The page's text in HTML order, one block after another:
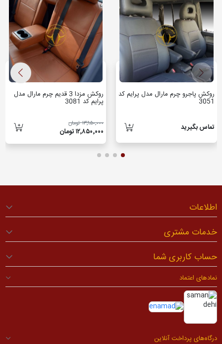
روکش پاجرو چرم مارال مدل پرایم کد
3051
تماس بگیرید
روکش مزدا 3 قدیم چرم مارال مدل
پرایم کد 3081
۱۳٬۹۵۰٬۰۰۰ تومان
۱۲٬۸۵۰٬۰۰۰ تومان
اطلاعات
خدمات مشتری
حساب کاربری شما
نمادهای اعتماد
درگاه‌های پرداخت آنلاین